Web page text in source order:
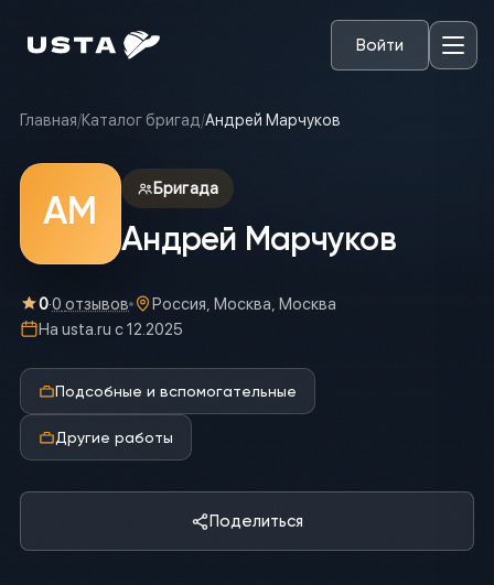
Войти
Главная/Каталог бригад/Андрей Марчуков
АМ
Бригада
Андрей Марчуков
0·0 отзывов
Россия, Москва, Москва
На usta.ru с12.2025
Подсобные и вспомогательные
Другие работы
Поделиться